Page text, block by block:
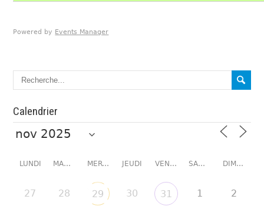
Powered by Events Manager
Calendrier
LUNDI MARDI MERCREDI JEUDI VENDREDI SAMEDI DIMANCHE
27 28 29 30 31 1 2